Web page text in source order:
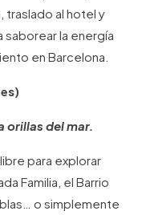
traslado al hotel y
saborear la energía
en Barcelona.
orillas del mar.
para explorar
Familia, el Barrio
o simplemente